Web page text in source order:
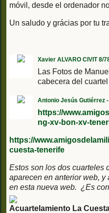
móvil, desde el ordenador
Un saludo y grácias por tu
Xavier ALVARO CIVIT 8/
Las Fotos de
cabecera del
Antonio Jesús Gutiérrez
https://
ng-xv-bon-xv-
https://
cuesta-tenerife
Estos son los dos cuarteles
aparecen en anterior web, y
en esta nueva web. ¿Es
Acuartelamiento La